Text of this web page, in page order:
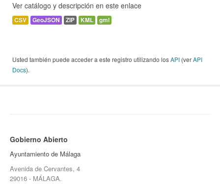
Ver catálogo y descripción en este enlace
CSV GeoJSON ZIP KML gml
Usted también puede acceder a este registro utilizando losAPI (verAPI
Docs).
Gobierno Abierto
Ayuntamiento de Málaga
Avenida de Cervantes, 4
29016 - MÁLAGA.